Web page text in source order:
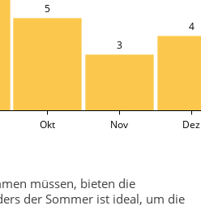
5
3
4
Okt Nov Dez
müssen, bieten die
der Sommer ist ideal, um die